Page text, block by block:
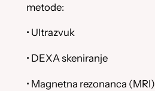
metode:
• Ultrazvuk
• DEXA skeniranje
• Magnetna rezonanca (MRI)